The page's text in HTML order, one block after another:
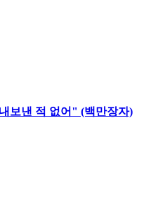
보낸 적 없어" (백만장자)